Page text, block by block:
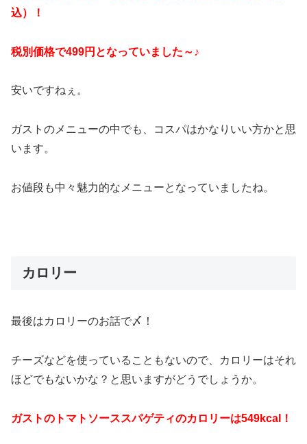
込）！
税別価格で499円となっていました～♪
安いですねぇ。
ガストのメニューの中でも、コスパはかなりいい方かと思
います。
お値段も中々魅力的なメニューとなっていましたね。
カロリー
最後はカロリーのお話で〆！
チーズなどを使っていることもないので、カロリーはそれ
ほどでもないかな？と思いますがどうでしょうか。
ガストのトマトソーススパゲティのカロリーは549kcal！